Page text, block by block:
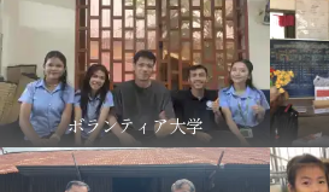
ボランティア大学